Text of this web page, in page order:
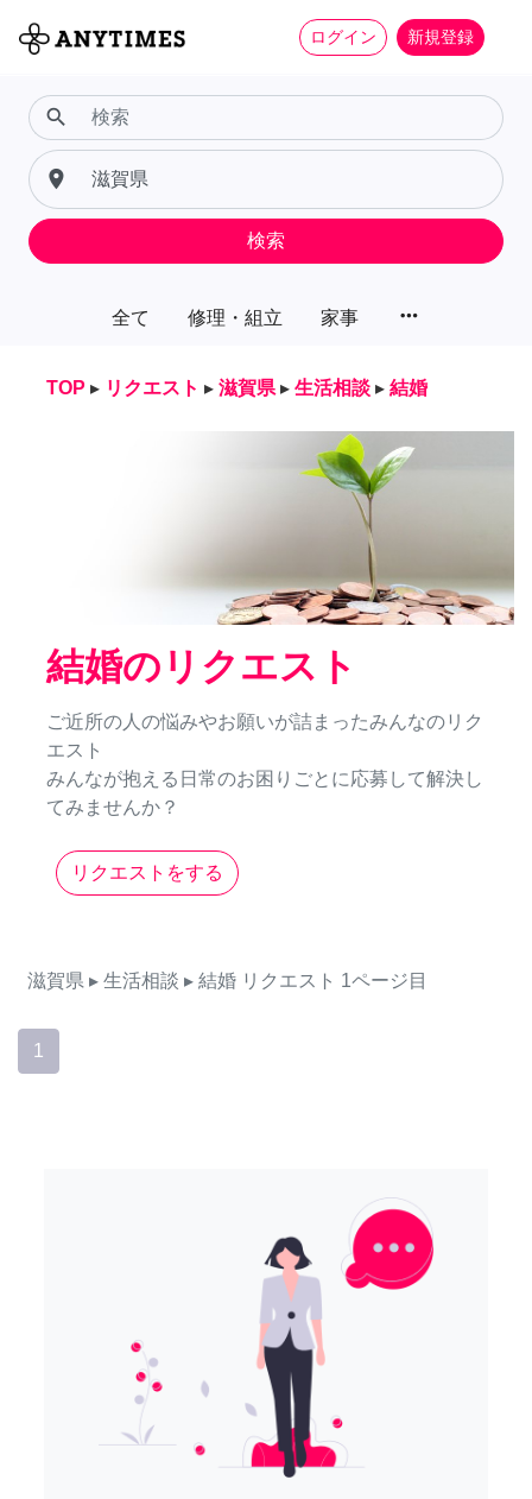
ログイン 新規登録
全て 修理・組立 家事 more_horiz
search
place
検索
TOP ▸ リクエスト ▸ 滋賀県 ▸ 生活相談 ▸ 結婚
結婚のリクエスト
ご近所の人の悩みやお願いが詰まったみんなのリク
エスト
みんなが抱える日常のお困りごとに応募して解決し
てみませんか？
リクエストをする
滋賀県 ▸ 生活相談 ▸ 結婚 リクエスト 1ページ目
1